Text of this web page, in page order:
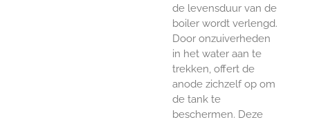
de levensduur van de
boiler wordt verlengd.
Door onzuiverheden
in het water aan te
trekken, offert de
anode zichzelf op om
de tank te
beschermen. Deze